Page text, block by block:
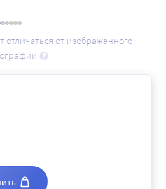
от изображённого